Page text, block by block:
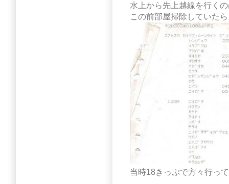
水上から先上越線を行く
この前部屋掃除していた
当時18きっぷで方々行っ